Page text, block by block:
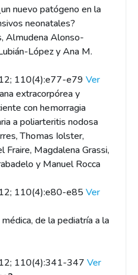
nuevo patógeno en la
neonatales?
Almudena Alonso-
López y Ana M.
110(4):e77-e79 Ver
extracorpórea y
con hemorragia
a poliarteritis nodosa
Thomas Iolster,
Fraire, Magdalena Grassi,
y Manuel Rocca
110(4):e80-e85Ver
de la pediatría a la
110(4):341-347 Ver